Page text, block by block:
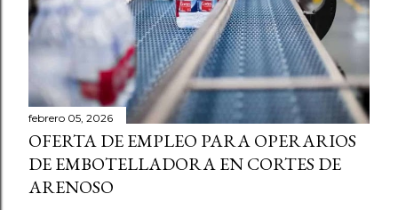
febrero 05, 2026
OFERTA DE EMPLEO PARA OPERARIOS
DE EMBOTELLADORA EN CORTES DE
ARENOSO